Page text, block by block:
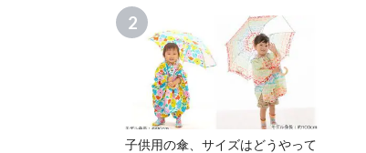
子供用の傘、サイズはどうやって